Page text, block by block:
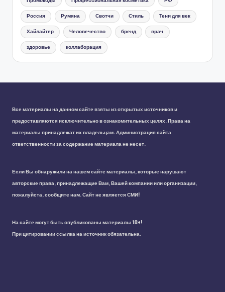
Россия Румяна Свотчи Стиль Тени для век
Хайлайтер Человечество бренд врач
здоровье коллаборация
Все материалы на данном сайте взяты из открытых источников и
предоставляются исключительно в ознакомительных целях. Права на
материалы принадлежат их владельцам. Администрация сайта
ответственности за содержание материала не несет.
Если Вы обнаружили на нашем сайте материалы, которые нарушают
авторские права, принадлежащие Вам, Вашей компании или организации,
пожалуйста, сообщите нам. Сайт не является СМИ!
На сайте могут быть опубликованы материалы 18+!
При цитировании ссылка на источник обязательна.